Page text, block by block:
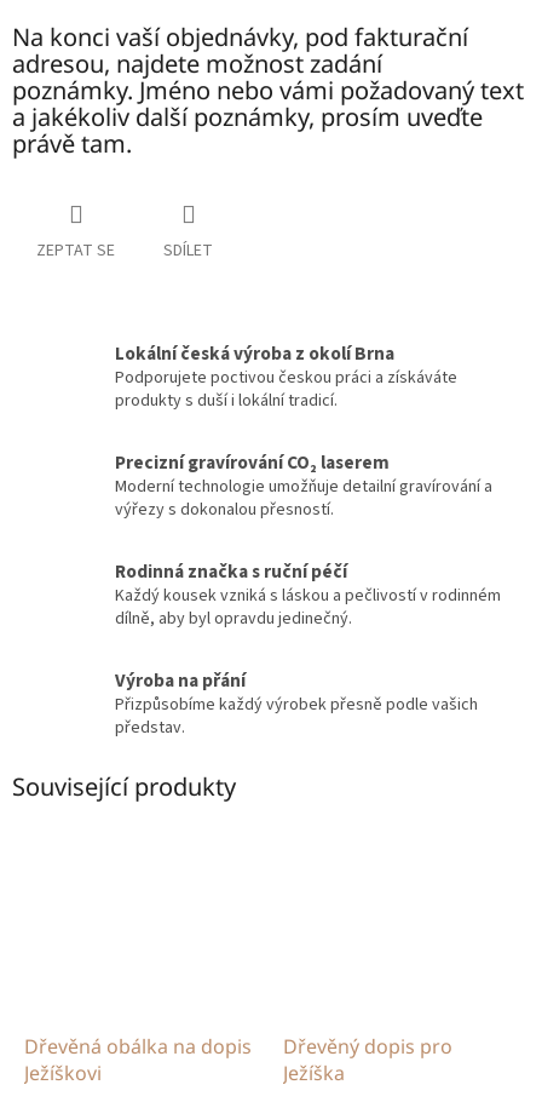
Na konci vaší objednávky, pod fakturační
adresou, najdete možnost zadání
poznámky. Jméno nebo vámi požadovaný text
a jakékoliv další poznámky, prosím uveďte
právě tam.
ZEPTAT SE SDÍLET
Lokální česká výroba z okolí Brna
Podporujete poctivou českou práci a získáváte
produkty s duší i lokální tradicí.
Precizní gravírování CO₂ laserem
Moderní technologie umožňuje detailní gravírování a
výřezy s dokonalou přesností.
Rodinná značka s ruční péčí
Každý kousek vzniká s láskou a pečlivostí v rodinném
dílně, aby byl opravdu jedinečný.
Výroba na přání
Přizpůsobíme každý výrobek přesně podle vašich
představ.
Související produkty
Dřevěná obálka na dopis
Ježíškovi
Dřevěný dopis pro
Ježíška